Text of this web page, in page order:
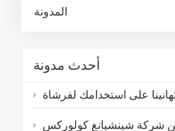
المدونة
أحدث مدونة